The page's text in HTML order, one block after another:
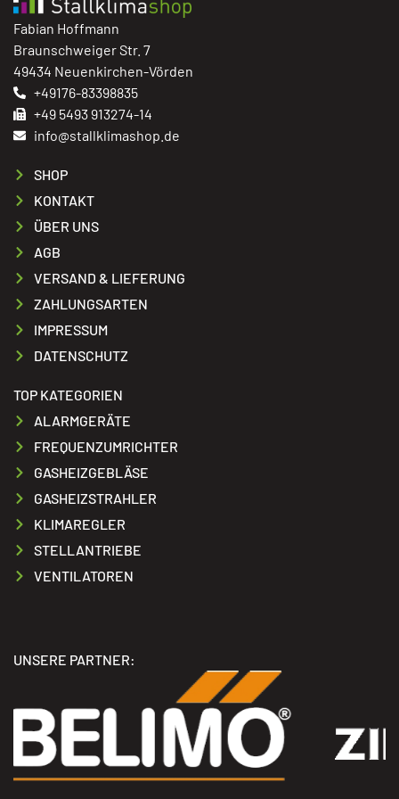
Fabian Hoffmann
Braunschweiger Str. 7
49434 Neuenkirchen-Vörden
+49176-83398835
+49 5493 913274-14
info@stallklimashop.de
SHOP
KONTAKT
ÜBER UNS
AGB
VERSAND & LIEFERUNG
ZAHLUNGSARTEN
IMPRESSUM
DATENSCHUTZ
TOP KATEGORIEN
ALARMGERÄTE
FREQUENZUMRICHTER
GASHEIZGEBLÄSE
GASHEIZSTRAHLER
KLIMAREGLER
STELLANTRIEBE
VENTILATOREN
UNSERE PARTNER: